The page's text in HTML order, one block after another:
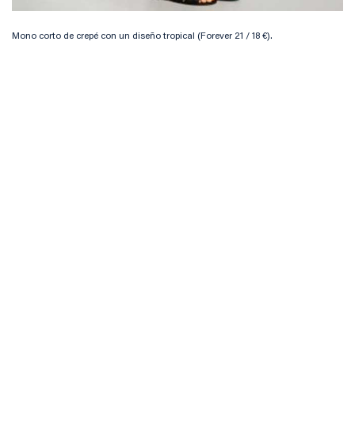
Mono corto de crepé con un diseño tropical (Forever 21 / 18 €).